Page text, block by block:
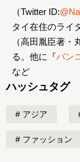
（Twitter ID:
タイ在住のライ
（高田胤臣著
る。他に『バン
など
ハッシュタグ
アジア
ファッション